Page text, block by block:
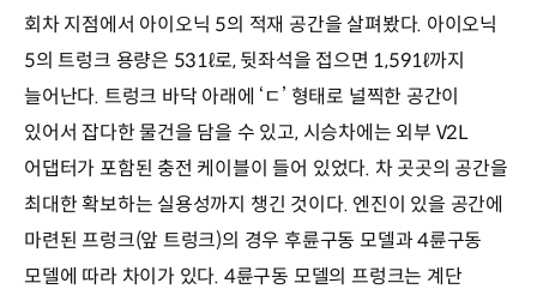
회차 지점에서 아이오닉 5의 적재 공간을 살펴봤다. 아이오닉
5의 트렁크 용량은 531ℓ로, 뒷좌석을 접으면 1,591ℓ까지
늘어난다. 트렁크 바닥 아래에 ‘ㄷ’ 형태로 널찍한 공간이
있어서 잡다한 물건을 담을 수 있고, 시승차에는 외부 V2L
어댑터가 포함된 충전 케이블이 들어 있었다. 차 곳곳의 공간을
최대한 확보하는 실용성까지 챙긴 것이다. 엔진이 있을 공간에
마련된 프렁크(앞 트렁크)의 경우 후륜구동 모델과 4륜구동
모델에 따라 차이가 있다. 4륜구동 모델의 프렁크는 계단